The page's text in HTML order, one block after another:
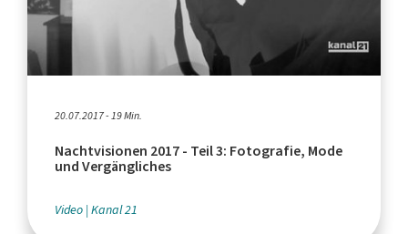
20.07.2017 - 19 Min.
Nachtvisionen 2017 - Teil 3: Fotografie, Mode
und Vergängliches
Video Kanal 21